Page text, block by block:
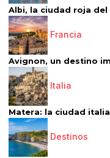
Albi, la ciudad roja del
Francia
Avignon, un destino
Italia
Matera: la ciudad
Destinos